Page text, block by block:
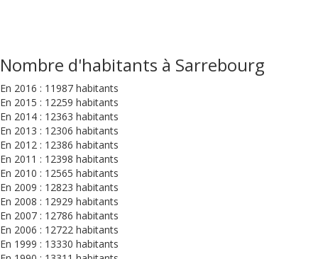
Nombre d'habitants à Sarrebourg
En 2016 : 11987 habitants
En 2015 : 12259 habitants
En 2014 : 12363 habitants
En 2013 : 12306 habitants
En 2012 : 12386 habitants
En 2011 : 12398 habitants
En 2010 : 12565 habitants
En 2009 : 12823 habitants
En 2008 : 12929 habitants
En 2007 : 12786 habitants
En 2006 : 12722 habitants
En 1999 : 13330 habitants